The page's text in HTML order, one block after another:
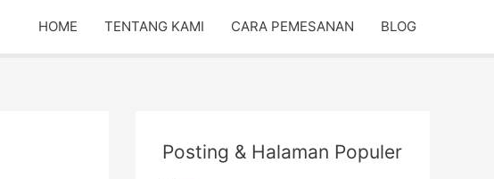
HOME TENTANG KAMI CARA PEMESANAN BLOG
Posting & Halaman Populer